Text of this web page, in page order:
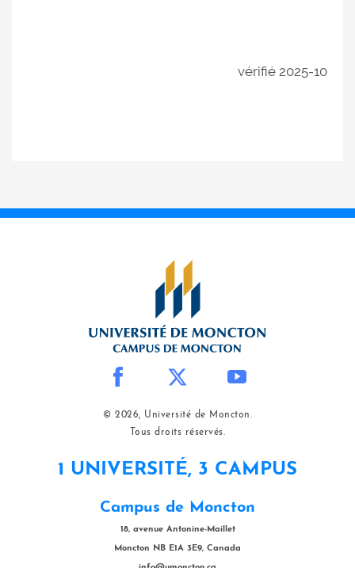
vérifié 2025-10
© 2026, Université de Moncton.
Tous droits réservés.
1 UNIVERSITÉ, 3 CAMPUS
Campus de Moncton
18, avenue Antonine-Maillet
Moncton NB E1A 3E9, Canada